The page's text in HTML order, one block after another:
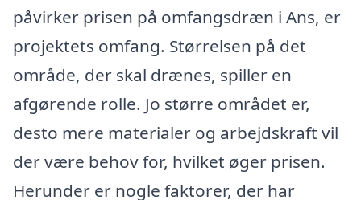
påvirker prisen på omfangsdræn i Ans, er
projektets omfang. Størrelsen på det
område, der skal drænes, spiller en
afgørende rolle. Jo større området er,
desto mere materialer og arbejdskraft vil
der være behov for, hvilket øger prisen.
Herunder er nogle faktorer, der har